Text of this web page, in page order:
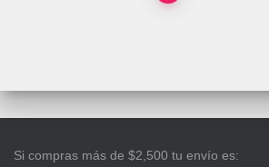
Si compras más de $2,500 tu envío es: